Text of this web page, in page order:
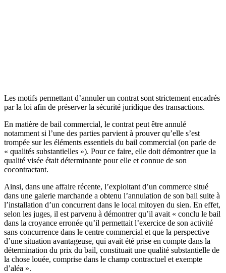
Les motifs permettant d’annuler un contrat sont strictement encadrés
par la loi afin de préserver la sécurité juridique des transactions.
En matière de bail commercial, le contrat peut être annulé
notamment si l’une des parties parvient à prouver qu’elle s’est
trompée sur les éléments essentiels du bail commercial (on parle de
« qualités substantielles »). Pour ce faire, elle doit démontrer que la
qualité visée était déterminante pour elle et connue de son
cocontractant.
Ainsi, dans une affaire récente, l’exploitant d’un commerce situé
dans une galerie marchande a obtenu l’annulation de son bail suite à
l’installation d’un concurrent dans le local mitoyen du sien. En effet,
selon les juges, il est parvenu à démontrer qu’il avait « conclu le bail
dans la croyance erronée qu’il permettait l’exercice de son activité
sans concurrence dans le centre commercial et que la perspective
d’une situation avantageuse, qui avait été prise en compte dans la
détermination du prix du bail, constituait une qualité substantielle de
la chose louée, comprise dans le champ contractuel et exempte
d’aléa ».